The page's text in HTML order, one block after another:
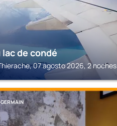
lac de condé
07 agosto 2026, 2 noches